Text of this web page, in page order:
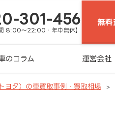
301-456
8:00～22:00・年中無休】
無料
のコラム 運営会社
ヨタ）の車買取事例・買取相場